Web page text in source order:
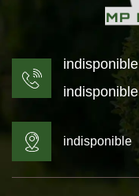
indisponible
indisponible
indisponible